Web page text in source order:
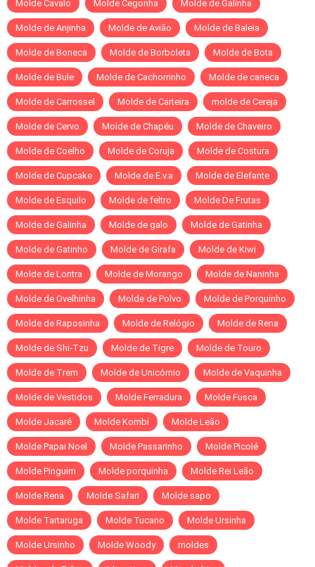
Molde Cavalo Molde Cegonha Molde de Galinha
Molde de Anjinha Molde de Avião Molde de Baleia
Molde de Boneca Molde de Borboleta Molde de Bota
Molde de Bule Molde de Cachorrinho Molde de caneca
Molde de Carrossel Molde de Carteira molde de Cereja
Molde de Cervo Molde de Chapéu Molde de Chaveiro
Molde de Coelho Molde de Coruja Molde de Costura
Molde de Cupcake Molde de E.v.a Molde de Elefante
Molde de Esquilo Molde de feltro Molde De Frutas
Molde de Galinha Molde de galo Molde de Gatinha
Molde de Gatinho Molde de Girafa Molde de Kiwi
Molde de Lontra Molde de Morango Molde de Naninha
Molde de Ovelhinha Molde de Polvo Molde de Porquinho
Molde de Raposinha Molde de Relógio Molde de Rena
Molde de Shi-Tzu Molde de Tigre Molde de Touro
Molde de Trem Molde de Unicórnio Molde de Vaquinha
Molde de Vestidos Molde Ferradura Molde Fusca
Molde Jacaré Molde Kombi Molde Leão
Molde Papai Noel Molde Passarinho Molde Picolé
Molde Pinguim Molde porquinha Molde Rei Leão
Molde Rena Molde Safari Molde sapo
Molde Tartaruga Molde Tucano Molde Ursinha
Molde Ursinho Molde Woody moldes